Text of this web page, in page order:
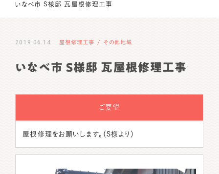
いなべ市 S様邸 瓦屋根修理工事
2019.06.14 屋根修理工事 その他地域
いなべ市 S様邸 瓦屋根修理工事
ご要望
屋根修理をお願いします。（S様より）